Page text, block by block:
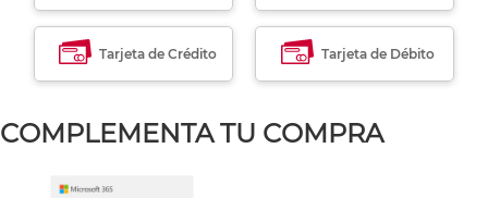
Tarjeta de Crédito Tarjeta de Débito
COMPLEMENTA TU COMPRA